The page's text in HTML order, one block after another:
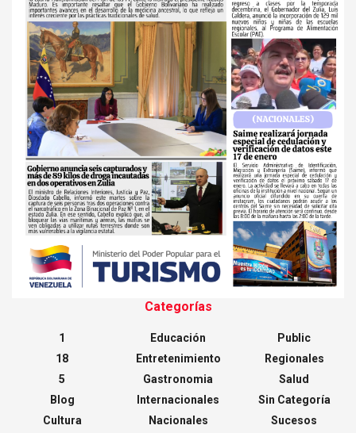
Categorías
1
18
5
Blog
Cultura
Educación
Entretenimiento
Gastronomia
Internacionales
Nacionales
Public
Regionales
Salud
Sin Categoría
Sucesos